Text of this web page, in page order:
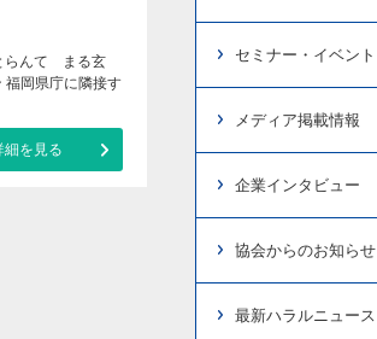
らんて まる玄
福岡県庁に隣接す
細を見る
セミナー・イベント
メディア掲載情報
企業インタビュー
協会からのお知らせ
最新ハラルニュース